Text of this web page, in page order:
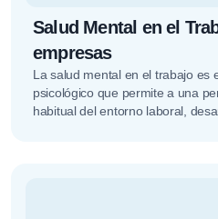
Salud Mental en el
empresas
La salud mental en el trabajo es
psicológico que permite a una
habitual del entorno laboral,